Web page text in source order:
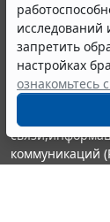
запретить
настройках
ознакомьтесь
© ООО "НПП
выпускается с
являются
информации
Портал
издания
коммуникаций